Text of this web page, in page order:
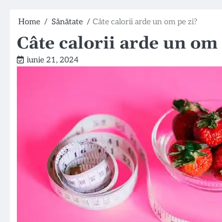
Home Sănătate Câte calorii arde un om pe zi?
Câte calorii arde un om
iunie 21, 2024